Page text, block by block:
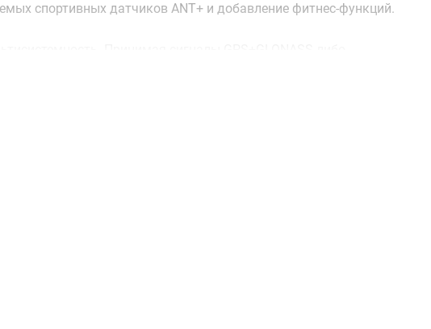
спортивных датчиков ANT+ и добавление фитнес-функций.